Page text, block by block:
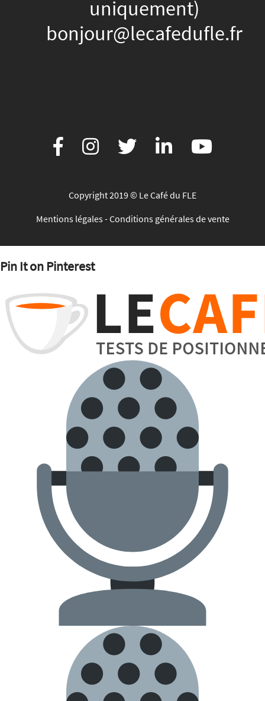
uniquement)
bonjour@lecafedufle.fr
Copyright 2019 © Le Café du FLE
Mentions légales-Conditions générales de vente
Pin It on Pinterest